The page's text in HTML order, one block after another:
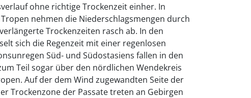
ohne richtige Trockenzeit einher. In
nehmen die Niederschlagsmengen durch
Trockenzeiten rasch ab. In den
sich die Regenzeit mit einer regenlosen
Süd- und Südostasiens fallen in den
Teil sogar über den nördlichen Wendekreis
Auf der dem Wind zugewandten Seite der
Trockenzone der Passate treten an Gebirgen